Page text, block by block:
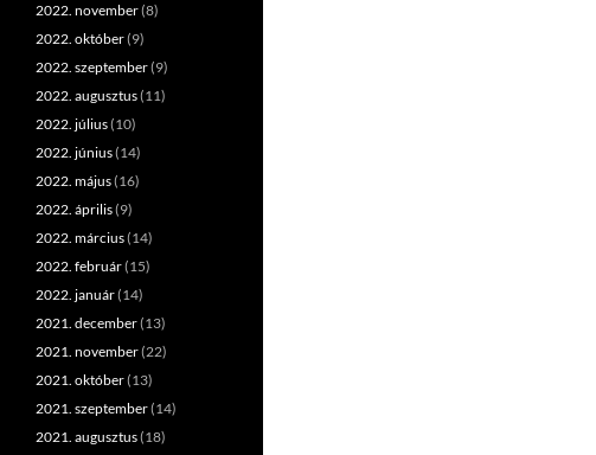
2022. november(8)
2022. október(9)
2022. szeptember(9)
2022. augusztus(11)
2022. július(10)
2022. június(14)
2022. május(16)
2022. április(9)
2022. március(14)
2022. február(15)
2022. január(14)
2021. december(13)
2021. november(22)
2021. október(13)
2021. szeptember(14)
2021. augusztus(18)